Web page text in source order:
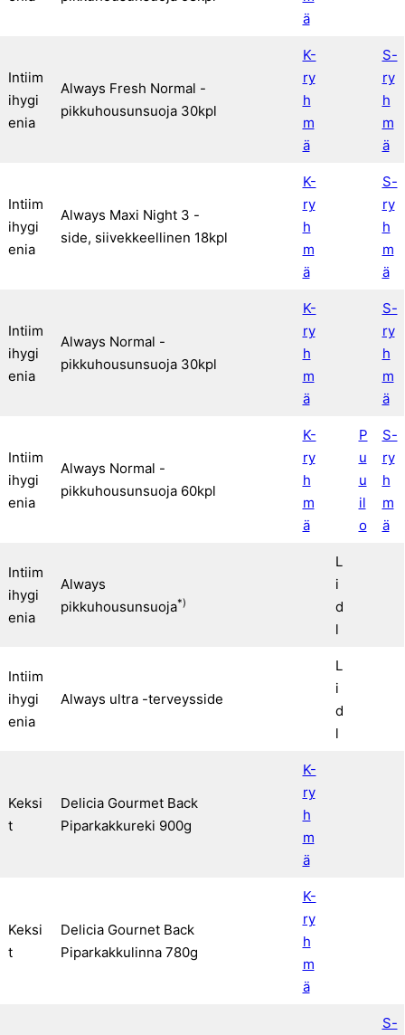
ä
Intiim
ihygi
enia
Always Fresh Normal -
pikkuhousunsuoja 30kpl
K-
ry
h
m
ä
S-
ry
h
m
ä
Intiim
ihygi
enia
Always Maxi Night 3 -
side, siivekkeellinen 18kpl
K-
ry
h
m
ä
S-
ry
h
m
ä
Intiim
ihygi
enia
Always Normal -
pikkuhousunsuoja 30kpl
K-
ry
h
m
ä
S-
ry
h
m
ä
Intiim
ihygi
enia
Always Normal -
pikkuhousunsuoja 60kpl
K-
ry
h
m
ä
P
u
u
il
o
S-
ry
h
m
ä
Intiim
ihygi
enia
Always
pikkuhousunsuoja*)
L
i
d
l
Intiim
ihygi
enia
Always ultra -terveysside
L
i
d
l
Keksi
t
Delicia Gourmet Back
Piparkakkureki 900g
K-
ry
h
m
ä
Keksi
t
Delicia Gournet Back
Piparkakkulinna 780g
K-
ry
h
m
ä
S-